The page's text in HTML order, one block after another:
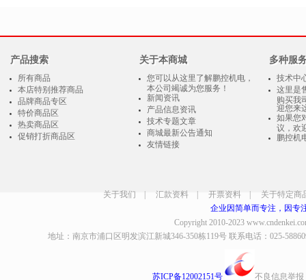
产品搜索
所有商品
本店特别推荐商品
品牌商品专区
特价商品区
热卖商品区
促销打折商品区
关于本商城
您可以从这里了解鹏控机电，
本公司竭诚为您服务！
新闻资讯
产品信息资讯
技术专题文章
商城最新公告通知
友情链接
多种服
技术中
这里是
购买我
迎您来
如果您
议，欢
鹏控机
关于我们 汇款资料 开票资料
关于特定商
企业因简单而专注，因专
Copyright 2010-2023
地址：南京市浦口区明发滨江新城346-350栋119号 联系电话：025-
苏ICP备12002151号 不良信息举报